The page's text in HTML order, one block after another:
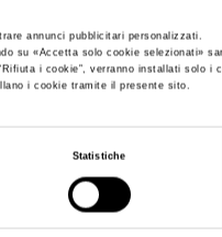
annunci pubblicitari personalizzati.
su «Accetta solo cookie selezionati»
Rifiuta i cookie”, verranno installati solo i
i cookie tramite il presente sito.
Statistiche
Roma)
e delle tecnologie per
10/2014 - 31/10/2014